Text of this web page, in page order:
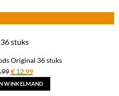
Original 36 stuks
Oorspronkelijke
prijs
was:
€12.99Huidige
prijs
is:
WINKELMAND